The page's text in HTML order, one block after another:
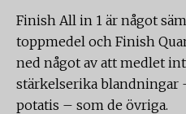
Finish All in 1 är något
toppmedel och Finish
ned något av att medlet
stärkelserika blandningar
potatis – som de övriga.